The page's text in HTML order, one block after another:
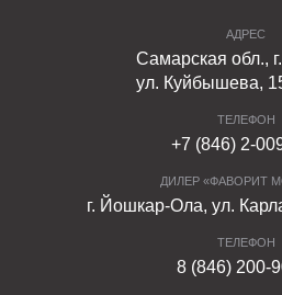
АДРЕС
Самарская обл.,
ул. Куйбышева,
ТЕЛЕФОН
+7 (846) 2-
ДИЛЕР «ФАВОРИТ
г. Йошкар-Ола, ул.
ТЕЛЕФОН
8 (846) 200-